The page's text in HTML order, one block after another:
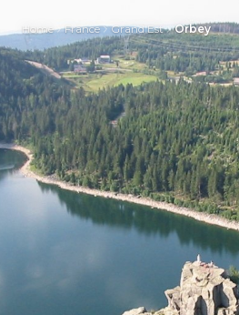
Home France Grand Est Orbey